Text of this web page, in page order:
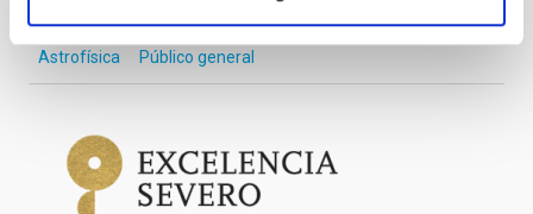
Astrofísica Público general